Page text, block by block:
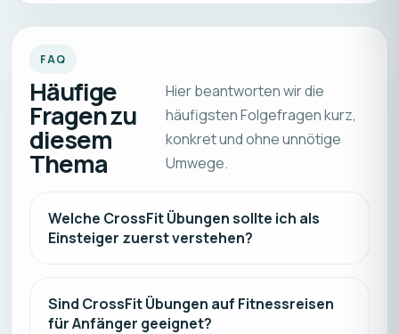
FAQ
Häufige
Fragen zu
diesem
Thema
Hier beantworten wir die
häufigsten Folgefragen kurz,
konkret und ohne unnötige
Umwege.
Welche CrossFit Übungen sollte ich als
Einsteiger zuerst verstehen?
Sind CrossFit Übungen auf Fitnessreisen
für Anfänger geeignet?